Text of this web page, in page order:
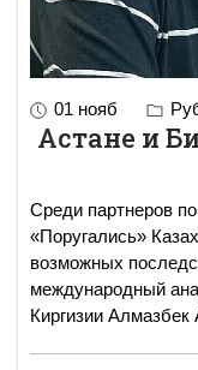
01 нояб
Астане и
Среди партнеров
«Поругались»
возможных
международный
Киргизии Алмазбек